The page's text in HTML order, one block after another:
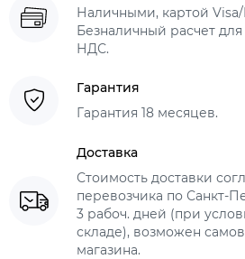
Наличными, картой
Безналичный расчет
НДС.
Гарантия
Гарантия 18 месяцев.
Доставка
Стоимость доставки
перевозчика по Санкт-
3 рабоч. дней (при
складе), возможен
магазина.